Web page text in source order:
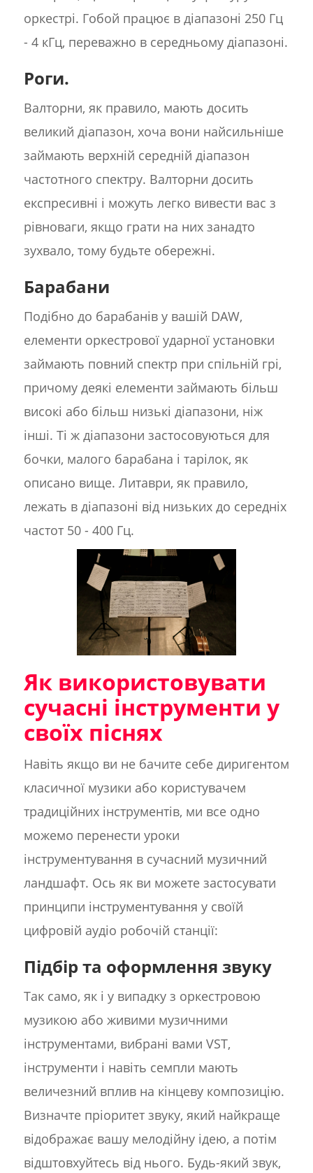
оркестрі. Гобой працює в діапазоні 250 Гц
- 4 кГц, переважно в середньому діапазоні.
Роги.
Валторни, як правило, мають досить
великий діапазон, хоча вони найсильніше
займають верхній середній діапазон
частотного спектру. Валторни досить
експресивні і можуть легко вивести вас з
рівноваги, якщо грати на них занадто
зухвало, тому будьте обережні.
Барабани
Подібно до барабанів у вашій DAW,
елементи оркестрової ударної установки
займають повний спектр при спільній грі,
причому деякі елементи займають більш
високі або більш низькі діапазони, ніж
інші. Ті ж діапазони застосовуються для
бочки, малого барабана і тарілок, як
описано вище. Литаври, як правило,
лежать в діапазоні від низьких до середніх
частот 50 - 400 Гц.
Як використовувати
сучасні інструменти у
своїх піснях
Навіть якщо ви не бачите себе диригентом
класичної музики або користувачем
традиційних інструментів, ми все одно
можемо перенести уроки
інструментування в сучасний музичний
ландшафт. Ось як ви можете застосувати
принципи інструментування у своїй
цифровій аудіо робочій станції:
Підбір та оформлення звуку
Так само, як і у випадку з оркестровою
музикою або живими музичними
інструментами, вибрані вами VST,
інструменти і навіть семпли мають
величезний вплив на кінцеву композицію.
Визначте пріоритет звуку, який найкраще
відображає вашу мелодійну ідею, а потім
відштовхуйтесь від нього. Будь-який звук,